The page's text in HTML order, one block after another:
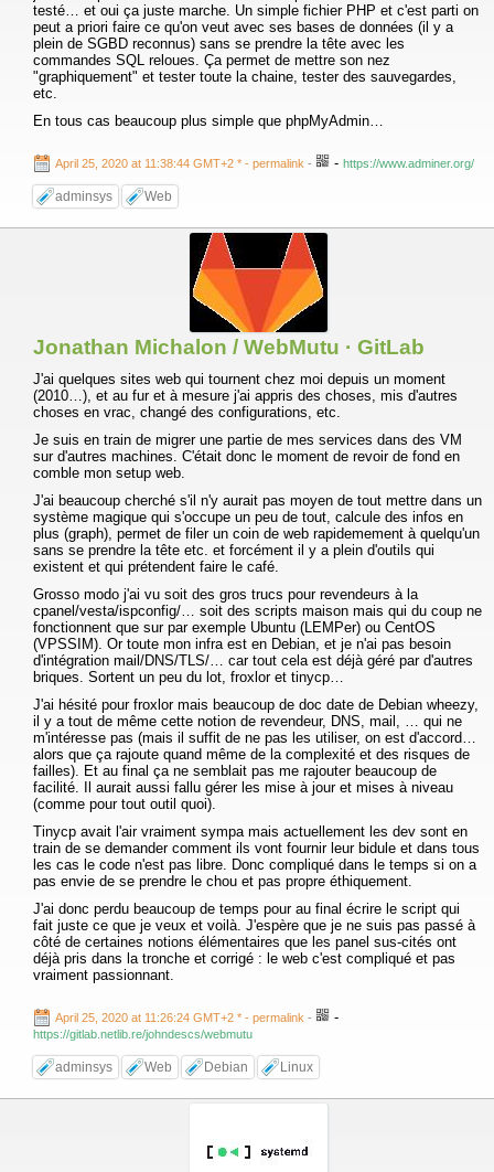
testé… et oui ça juste marche. Un simple fichier PHP et c'est parti on
peut a priori faire ce qu'on veut avec ses bases de données (il y a
plein de SGBD reconnus) sans se prendre la tête avec les
commandes SQL reloues. Ça permet de mettre son nez
"graphiquement" et tester toute la chaine, tester des sauvegardes,
etc.
En tous cas beaucoup plus simple que phpMyAdmin…
April 25, 2020 at 11:38:44 GMT+2 * - permalink - - https://www.adminer.org/
adminsys Web
Jonathan Michalon / WebMutu · GitLab
J'ai quelques sites web qui tournent chez moi depuis un moment
(2010…), et au fur et à mesure j'ai appris des choses, mis d'autres
choses en vrac, changé des configurations, etc.
Je suis en train de migrer une partie de mes services dans des VM
sur d'autres machines. C'était donc le moment de revoir de fond en
comble mon setup web.
J'ai beaucoup cherché s'il n'y aurait pas moyen de tout mettre dans un
système magique qui s'occupe un peu de tout, calcule des infos en
plus (graph), permet de filer un coin de web rapidemement à quelqu'un
sans se prendre la tête etc. et forcément il y a plein d'outils qui
existent et qui prétendent faire le café.
Grosso modo j'ai vu soit des gros trucs pour revendeurs à la
cpanel/vesta/ispconfig/… soit des scripts maison mais qui du coup ne
fonctionnent que sur par exemple Ubuntu (LEMPer) ou CentOS
(VPSSIM). Or toute mon infra est en Debian, et je n'ai pas besoin
d'intégration mail/DNS/TLS/… car tout cela est déjà géré par d'autres
briques. Sortent un peu du lot, froxlor et tinycp…
J'ai hésité pour froxlor mais beaucoup de doc date de Debian wheezy,
il y a tout de même cette notion de revendeur, DNS, mail, … qui ne
m'intéresse pas (mais il suffit de ne pas les utiliser, on est d'accord…
alors que ça rajoute quand même de la complexité et des risques de
failles). Et au final ça ne semblait pas me rajouter beaucoup de
facilité. Il aurait aussi fallu gérer les mise à jour et mises à niveau
(comme pour tout outil quoi).
Tinycp avait l'air vraiment sympa mais actuellement les dev sont en
train de se demander comment ils vont fournir leur bidule et dans tous
les cas le code n'est pas libre. Donc compliqué dans le temps si on a
pas envie de se prendre le chou et pas propre éthiquement.
J'ai donc perdu beaucoup de temps pour au final écrire le script qui
fait juste ce que je veux et voilà. J'espère que je ne suis pas passé à
côté de certaines notions élémentaires que les panel sus-cités ont
déjà pris dans la tronche et corrigé : le web c'est compliqué et pas
vraiment passionnant.
April 25, 2020 at 11:26:24 GMT+2 * - permalink - -
https://gitlab.netlib.re/johndescs/webmutu
adminsys Web Debian Linux